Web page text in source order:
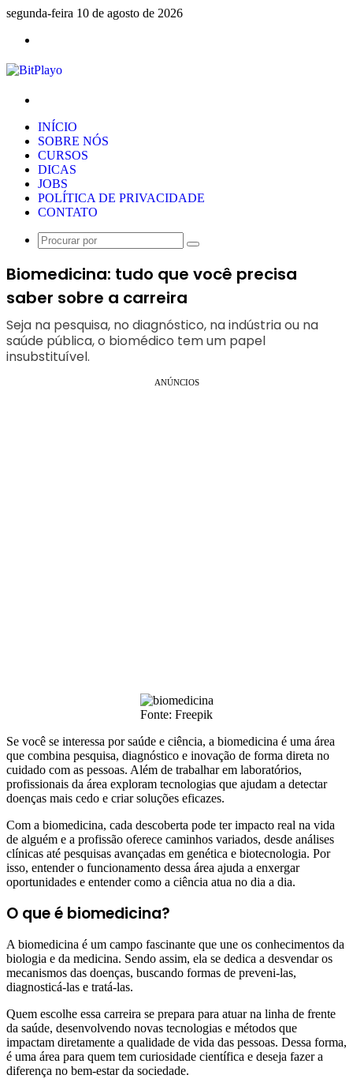
segunda-feira 10 de agosto de 2026
INÍCIO
SOBRE NÓS
CURSOS
DICAS
JOBS
POLÍTICA DE PRIVACIDADE
CONTATO
Procurar
Biomedicina: tudo que você precisa
saber sobre a carreira
Seja na pesquisa, no diagnóstico, na indústria ou na
saúde pública, o biomédico tem um papel
insubstituível.
ANÚNCIOS
Fonte: Freepik
Se você se interessa por saúde e ciência, a biomedicina é uma área
que combina pesquisa, diagnóstico e inovação de forma direta no
cuidado com as pessoas. Além de trabalhar em laboratórios,
profissionais da área exploram tecnologias que ajudam a detectar
doenças mais cedo e criar soluções eficazes.
Com a biomedicina, cada descoberta pode ter impacto real na vida
de alguém e a profissão oferece caminhos variados, desde análises
clínicas até pesquisas avançadas em genética e biotecnologia. Por
isso, entender o funcionamento dessa área ajuda a enxergar
oportunidades e entender como a ciência atua no dia a dia.
O que é biomedicina?
A biomedicina é um campo fascinante que une os conhecimentos da
biologia e da medicina. Sendo assim, ela se dedica a desvendar os
mecanismos das doenças, buscando formas de preveni-las,
diagnosticá-las e tratá-las.
Quem escolhe essa carreira se prepara para atuar na linha de frente
da saúde, desenvolvendo novas tecnologias e métodos que
impactam diretamente a qualidade de vida das pessoas. Dessa forma,
é uma área para quem tem curiosidade científica e deseja fazer a
diferença no bem-estar da sociedade.